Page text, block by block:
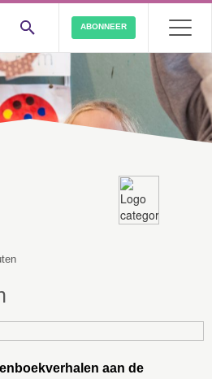
ABONNEER
aan de